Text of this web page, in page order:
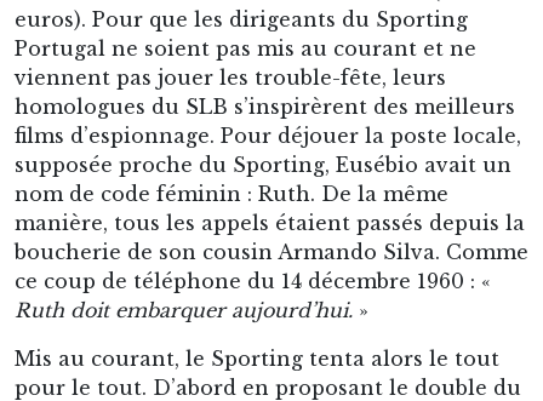
euros). Pour que les dirigeants du Sporting
Portugal ne soient pas mis au courant et ne
viennent pas jouer les trouble-fête, leurs
homologues du SLB s’inspirèrent des meilleurs
films d’espionnage. Pour déjouer la poste locale,
supposée proche du Sporting, Eusébio avait un
nom de code féminin : Ruth. De la même
manière, tous les appels étaient passés depuis la
boucherie de son cousin Armando Silva. Comme
ce coup de téléphone du 14 décembre 1960 : «
Ruth doit embarquer aujourd’hui. »
Mis au courant, le Sporting tenta alors le tout
pour le tout. D’abord en proposant le double du